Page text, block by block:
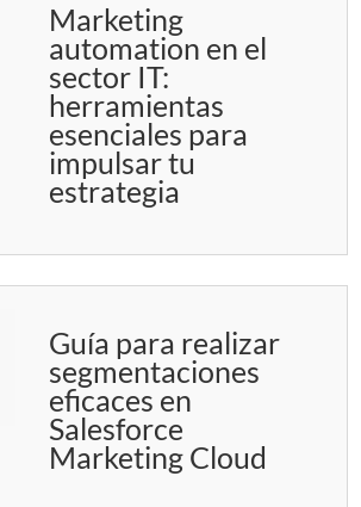
Marketing
automation en el
sector IT:
herramientas
esenciales para
impulsar tu
estrategia
Guía para realizar
segmentaciones
eficaces en
Salesforce
Marketing Cloud